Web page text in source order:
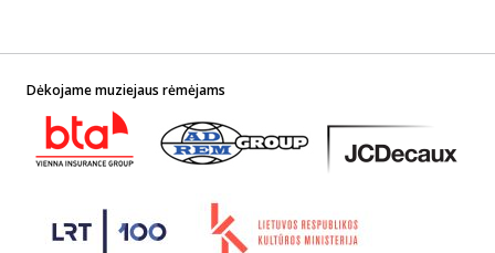
Dėkojame muziejaus rėmėjams